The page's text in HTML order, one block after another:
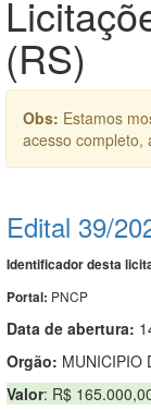
(RS)
Obs: Estamos
acesso completo,
Edital 39/
Identificador desta
Portal: PNCP
Data de abertura:
Orgão: MUNICIPIO
Valor: R$